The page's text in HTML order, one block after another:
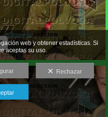
web y obtener estadísticas. Si
aceptas su uso.
Rechazar